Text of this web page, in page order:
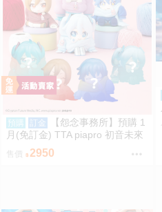
預購 訂金
【怨念事務所】預購 1
月(免訂金) TTA piapro 初音未來
PERIHAPI! 換裝小公仔集2 中盒
0829
售價 2950